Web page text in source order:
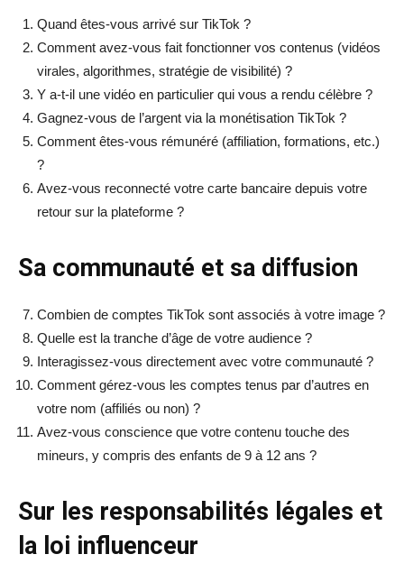
Quand êtes-vous arrivé sur TikTok ?
Comment avez-vous fait fonctionner vos contenus (vidéos
virales, algorithmes, stratégie de visibilité) ?
Y a-t-il une vidéo en particulier qui vous a rendu célèbre ?
Gagnez-vous de l’argent via la monétisation TikTok ?
Comment êtes-vous rémunéré (affiliation, formations, etc.)
?
Avez-vous reconnecté votre carte bancaire depuis votre
retour sur la plateforme ?
Sa communauté et sa diffusion
Combien de comptes TikTok sont associés à votre image ?
Quelle est la tranche d’âge de votre audience ?
Interagissez-vous directement avec votre communauté ?
Comment gérez-vous les comptes tenus par d’autres en
votre nom (affiliés ou non) ?
Avez-vous conscience que votre contenu touche des
mineurs, y compris des enfants de 9 à 12 ans ?
Sur les responsabilités légales et
la loi influenceur